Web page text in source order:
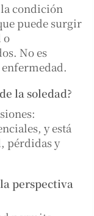
la condición
puede surgir
o
No es
la soledad?
y está
pérdidas y
perspectiva